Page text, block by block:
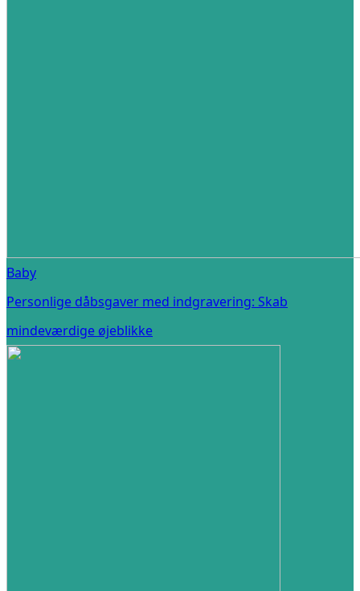
Baby
Personlige dåbsgaver med indgravering: Skab
mindeværdige øjeblikke